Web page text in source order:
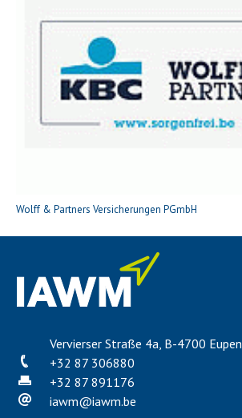
Wolff & Partners Versicherungen PGmbH
Vervierser Straße 4a, B-4700 Eupen
+32 87 306880
+32 87 891176
iawm@iawm.be